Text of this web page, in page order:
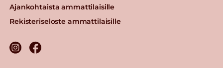
Ajankohtaista ammattilaisille
Rekisteriseloste ammattilaisille